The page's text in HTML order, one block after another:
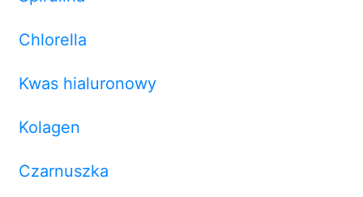
Chlorella
Kwas hialuronowy
Kolagen
Czarnuszka